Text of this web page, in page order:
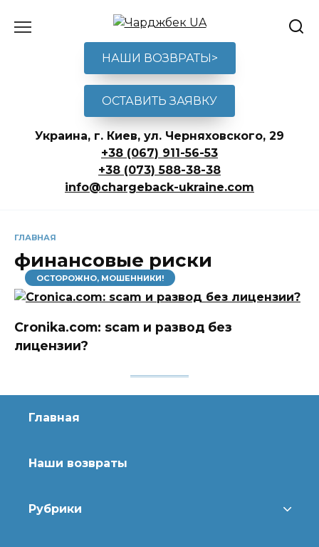
НАШИ ВОЗВРАТЫ>
ОСТАВИТЬ ЗАЯВКУ
Украина, г. Киев, ул. Черняховского, 29
+38 (067) 911-56-53
+38 (073) 588-38-38
info@chargeback-ukraine.com
ГЛАВНАЯ
финансовые риски
ОСТОРОЖНО, МОШЕННИКИ!
Cronika.com: scam и развод без
лицензии?
Главная
Наши возвраты
Рубрики